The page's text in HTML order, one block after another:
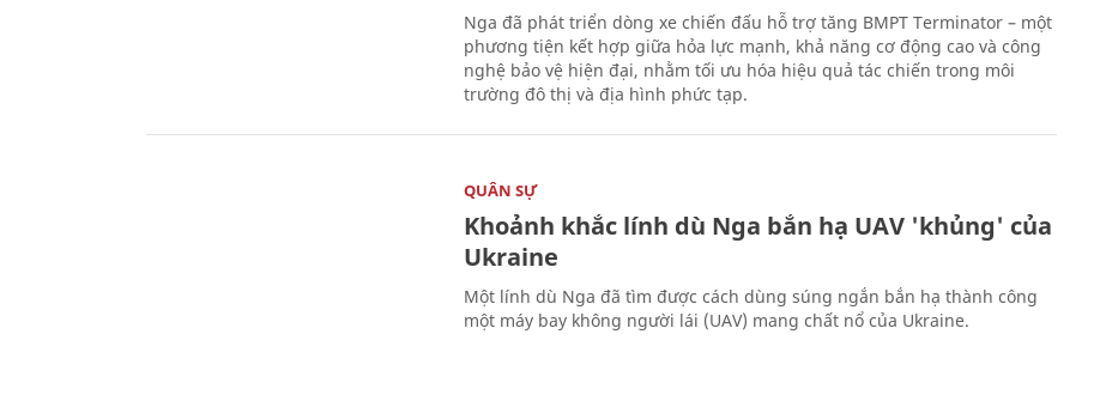
Nga đã phát triển dòng xe chiến đấu hỗ trợ tăng BMPT Terminator – một
phương tiện kết hợp giữa hỏa lực mạnh, khả năng cơ động cao và công
nghệ bảo vệ hiện đại, nhằm tối ưu hóa hiệu quả tác chiến trong môi
trường đô thị và địa hình phức tạp.
QUÂN SỰ
Khoảnh khắc lính dù Nga bắn hạ UAV 'khủng' của
Ukraine
Một lính dù Nga đã tìm được cách dùng súng ngắn bắn hạ thành công
một máy bay không người lái (UAV) mang chất nổ của Ukraine.